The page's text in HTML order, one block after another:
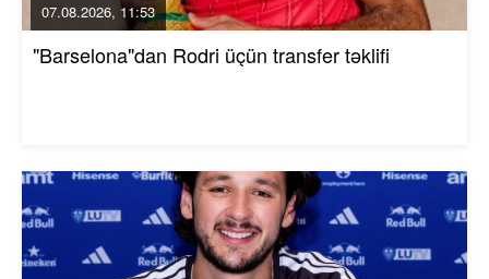
07.08.2026, 11:53
"Barselona"dan Rodri üçün transfer təklifi